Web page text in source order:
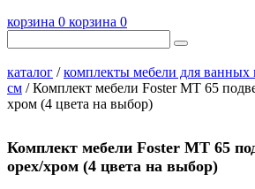
корзина 0 корзина 0
каталог /комплекты мебели для ванных
см / Комплект мебели Foster MT 65
хром (4 цвета на выбор)
Комплект мебели Foster MT 65
орех/хром (4 цвета на выбор)